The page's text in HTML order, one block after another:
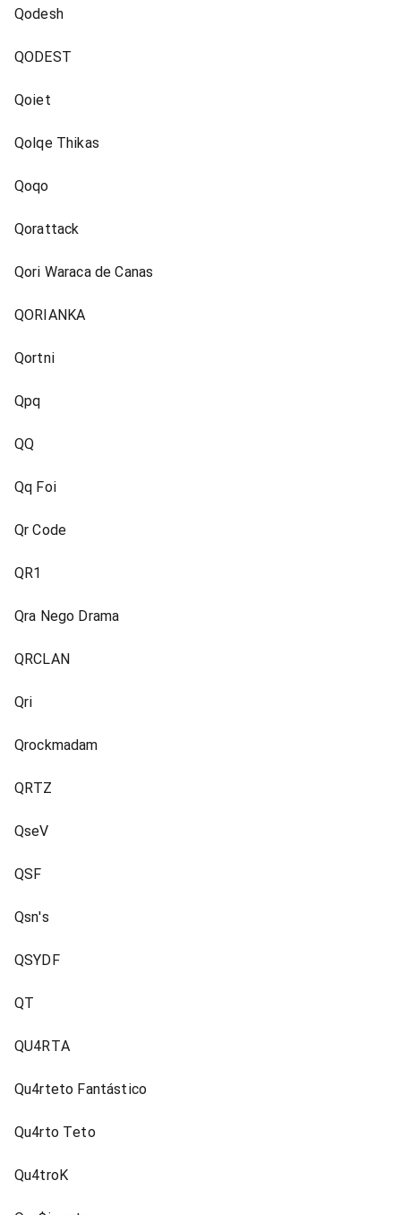
Qodesh
QODEST
Qoiet
Qolqe Thikas
Qoqo
Qorattack
Qori Waraca de Canas
QORIANKA
Qortni
Qpq
QQ
Qq Foi
Qr Code
QR1
Qra Nego Drama
QRCLAN
Qri
Qrockmadam
QRTZ
QseV
QSF
Qsn's
QSYDF
QT
QU4RTA
Qu4rteto Fantástico
Qu4rto Teto
Qu4troK